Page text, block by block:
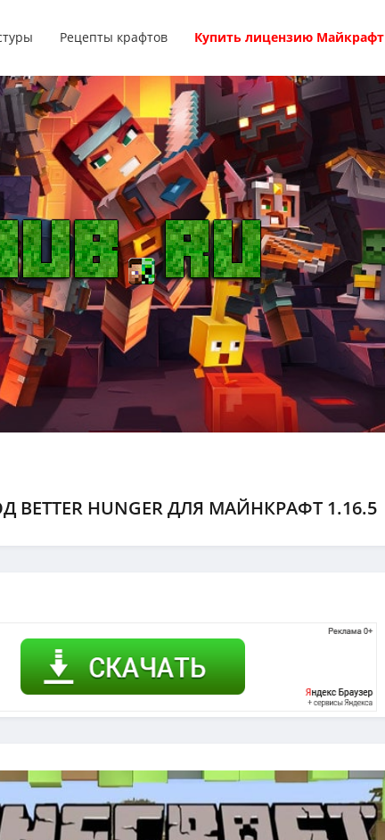
Рецепты крафтов Купить лицензию Майкрафт
BETTER HUNGER ДЛЯ МАЙНКРАФТ 1.16.5